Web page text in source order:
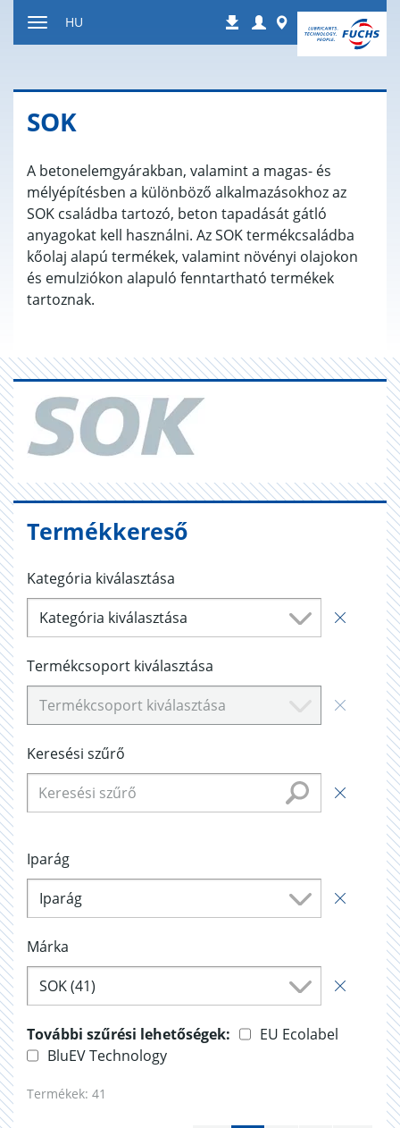
ugrás
Letöltések
Login Worldwide
HU
SOK
A betonelemgyárakban, valamint a magas- és
mélyépítésben a különböző alkalmazásokhoz az
SOK családba tartozó, beton tapadását gátló
anyagokat kell használni. Az SOK termékcsaládba
kőolaj alapú termékek, valamint növényi olajokon
és emulziókon alapuló fenntartható termékek
tartoznak.
Termékkereső
Kategória kiválasztása
Kategória kiválasztása
Termékcsoport kiválasztása
Termékcsoport kiválasztása
Keresési szűrő
Iparág
Iparág
Márka
SOK (41)
További szűrési lehetőségek:
EU Ecolabel
BluEV Technology
Termékek: 41